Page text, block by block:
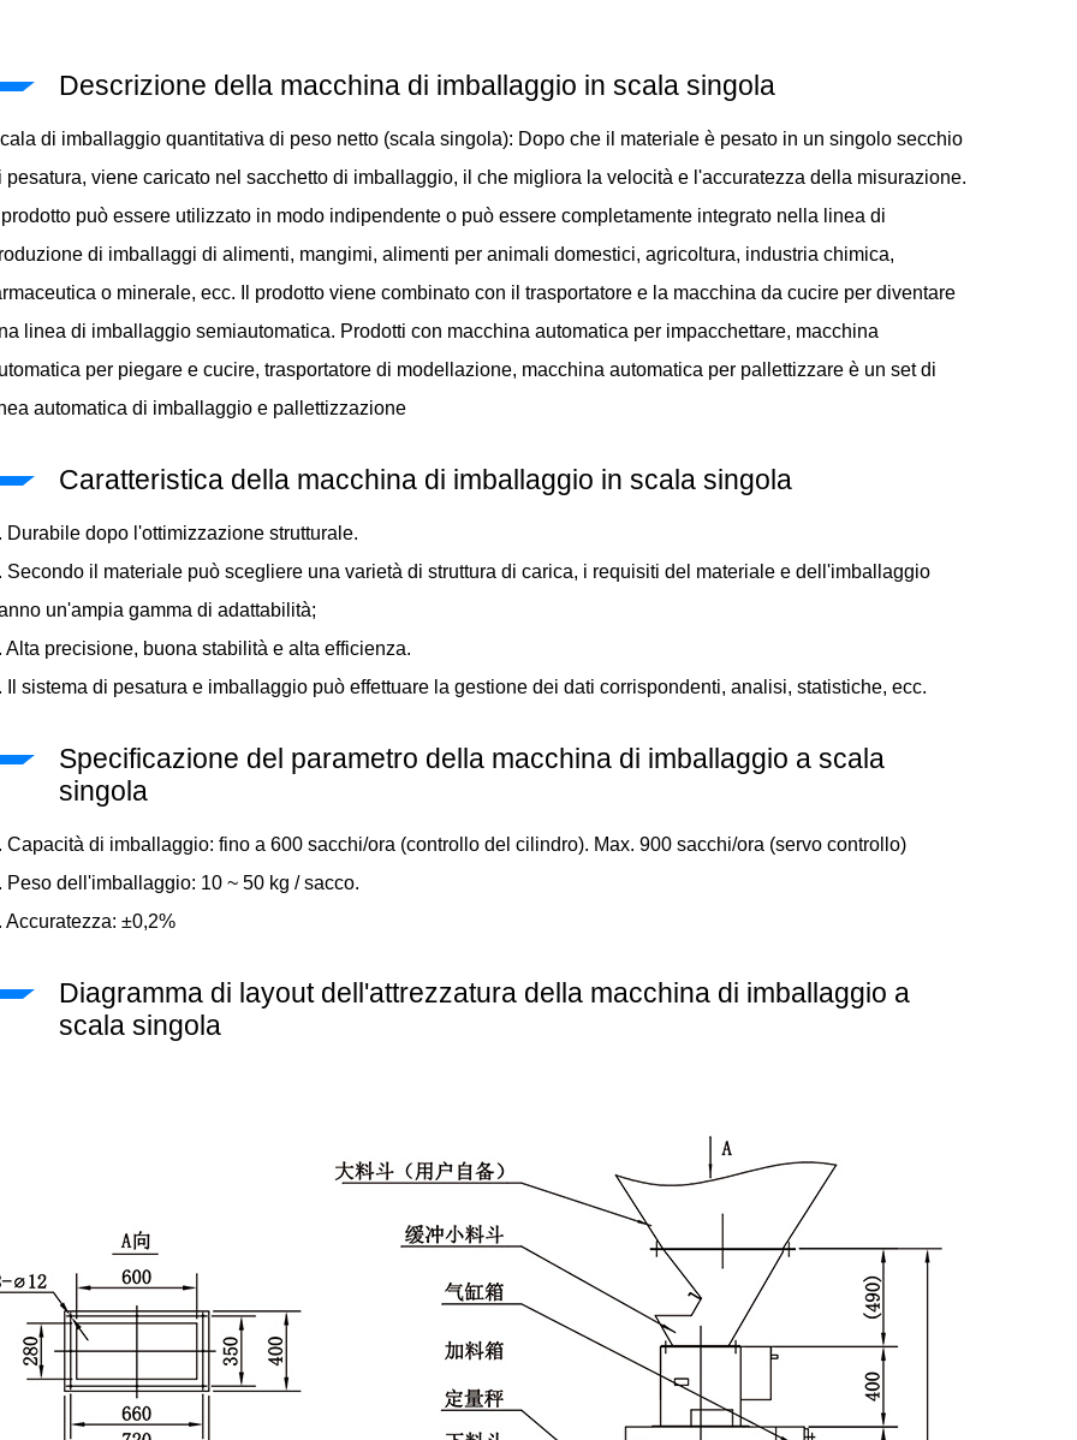
Descrizione della macchina di imballaggio in scala singola
di imballaggio quantitativa di peso netto (scala singola): Dopo che il materiale è pesato in un singolo secchio
pesatura, viene caricato nel sacchetto di imballaggio, il che migliora la velocità e l'accuratezza della misurazione.
prodotto può essere utilizzato in modo indipendente o può essere completamente integrato nella linea di
di imballaggi di alimenti, mangimi, alimenti per animali domestici, agricoltura, industria chimica,
o minerale, ecc. Il prodotto viene combinato con il trasportatore e la macchina da cucire per diventare
linea di imballaggio semiautomatica. Prodotti con macchina automatica per impacchettare, macchina
per piegare e cucire, trasportatore di modellazione, macchina automatica per pallettizzare è un set di
automatica di imballaggio e pallettizzazione
Caratteristica della macchina di imballaggio in scala singola
Durabile dopo l'ottimizzazione strutturale.
Secondo il materiale può scegliere una varietà di struttura di carica, i requisiti del materiale e dell'imballaggio
un'ampia gamma di adattabilità;
Alta precisione, buona stabilità e alta efficienza.
Il sistema di pesatura e imballaggio può effettuare la gestione dei dati corrispondenti, analisi, statistiche, ecc.
Specificazione del parametro della macchina di imballaggio a scala
singola
Capacità di imballaggio: fino a 600 sacchi/ora (controllo del cilindro). Max. 900 sacchi/ora (servo controllo)
Peso dell'imballaggio: 10 ~ 50 kg / sacco.
Accuratezza: ±0,2%
Diagramma di layout dell'attrezzatura della macchina di imballaggio a
scala singola